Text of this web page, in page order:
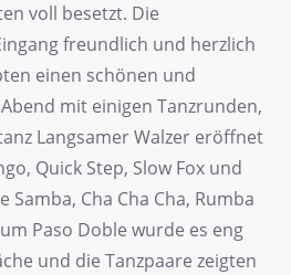
voll besetzt. Die
freundlich und herzlich
einen schönen und
mit einigen Tanzrunden,
Langsamer Walzer eröffnet
Quick Step, Slow Fox und
Samba, Cha Cha Cha, Rumba
Paso Doble wurde es eng
und die Tanzpaare zeigten